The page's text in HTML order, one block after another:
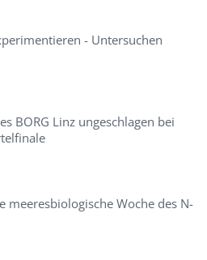
- Untersuchen
BORG Linz ungeschlagen bei
meeresbiologische Woche des N-